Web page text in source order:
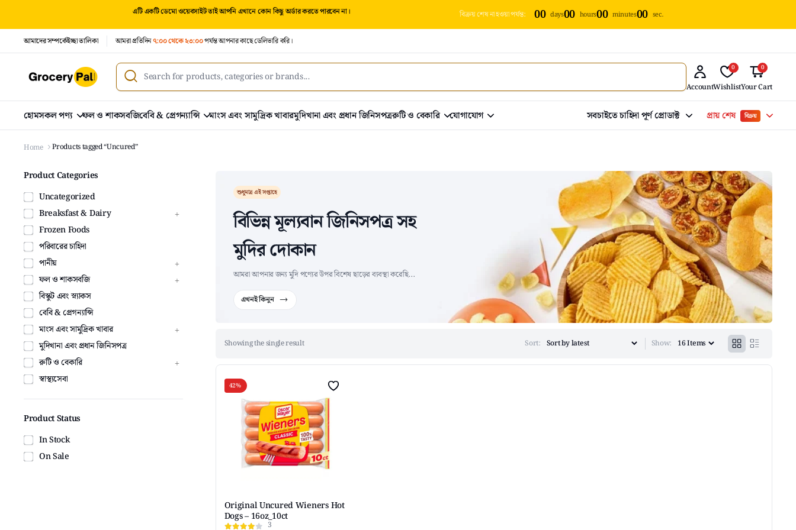
এটি একটি ডেমো ওয়েবসাইট তাই আপনি এখানে কোন কিছু অর্ডার করতে পারবেন না। বিক্রয় শেষ না হওয়া পর্যন্ত: 00 days00 hours00 minutes00 sec.
আমাদের সম্পর্কেইচ্ছা তালিকা আমরা প্রতিদিন৭:০০ থেকে ২৩:০০পর্যন্ত আপনার কাছে ডেলিভারি করি।
Account
0
Wishlist
0
Your Cart
হোমসকল পণ্য ফল ও শাকসবজিবেবি & প্রেগন্যান্সি মাংস এবং সামুদ্রিক খাবারমুদিখানা এবং প্রধান জিনিসপত্ররুটি ও বেকারি যোগাযোগ সবচাইতে চাহিদা পূর্ণ প্রোডাক্ট প্রায় শেষ বিক্রয়
Home Products tagged “Uncured”
শুধুমাত্র এই সপ্তাহে
বিভিন্ন মূল্যবান জিনিসপত্র সহ
মুদির দোকান
আমরা আপনার জন্য মুদি পণ্যের উপর বিশেষ ছাড়ের ব্যবস্থা করেছি...
এখনই কিনুন
Showing the single result Sort: Show:
42%
Original Uncured Wieners Hot
Dogs – 16oz_10ct
3
Product Categories
Uncategorized
Breaksfast & Dairy
Frozen Foods
পরিবারের চাহিদা
পানীয়
ফল ও শাকসবজি
বিস্কুট এবং স্ন্যাকস
বেবি & প্রেগন্যান্সি
মাংস এবং সামুদ্রিক খাবার
মুদিখানা এবং প্রধান জিনিসপত্র
রুটি ও বেকারি
স্বাস্থ্যসেবা
Product Status
In Stock
On Sale